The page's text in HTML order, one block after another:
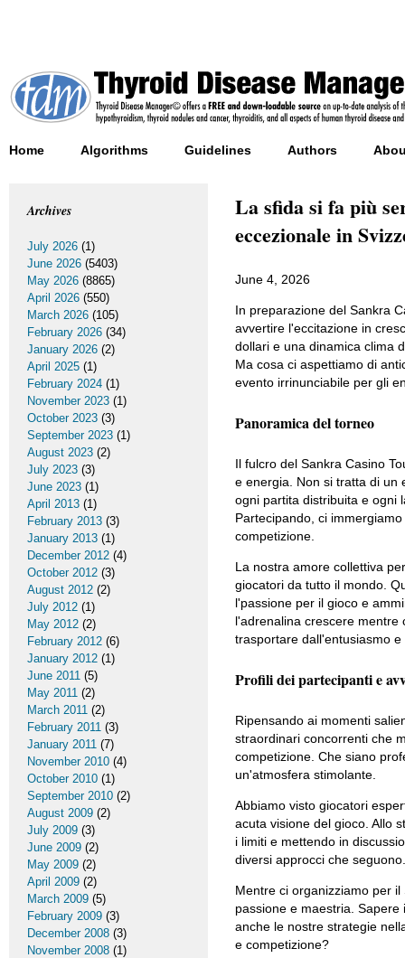
Home Algorithms Guidelines Authors
La sfida si fa più
eccezionale in
June 4, 2026
In preparazione del Sankra
avvertire l'eccitazione in
dollari e una dinamica clima
Ma cosa ci aspettiamo di
evento irrinunciabile per gli
Panoramica del torneo
Il fulcro del Sankra Casino
e energia. Non si tratta di un
ogni partita distribuita e ogni
Partecipando, ci
competizione.
La nostra amore collettiva
giocatori da tutto il mondo.
l'passione per il gioco e
l'adrenalina crescere mentre
trasportare dall'entusiasmo
Profili dei partecipanti e
Ripensando ai momenti
straordinari concorrenti che
competizione. Che siano
un'atmosfera stimolante.
Abbiamo visto giocatori
acuta visione del gioco. Allo
i limiti e mettendo in
diversi approcci che seguono.
Mentre ci organizziamo per
passione e maestria.
anche le nostre strategie
e competizione?
Archives
July 2026 (1)
June 2026 (5403)
May 2026 (8865)
April 2026 (550)
March 2026 (105)
February 2026 (34)
January 2026 (2)
April 2025 (1)
February 2024 (1)
November 2023 (1)
October 2023 (3)
September 2023 (1)
August 2023 (2)
July 2023 (3)
June 2023 (1)
April 2013 (1)
February 2013 (3)
January 2013 (1)
December 2012 (4)
October 2012 (3)
August 2012 (2)
July 2012 (1)
May 2012 (2)
February 2012 (6)
January 2012 (1)
June 2011 (5)
May 2011 (2)
March 2011 (2)
February 2011 (3)
January 2011 (7)
November 2010 (4)
October 2010 (1)
September 2010 (2)
August 2009 (2)
July 2009 (3)
June 2009 (2)
May 2009 (2)
April 2009 (2)
March 2009 (5)
February 2009 (3)
December 2008 (3)
November 2008 (1)